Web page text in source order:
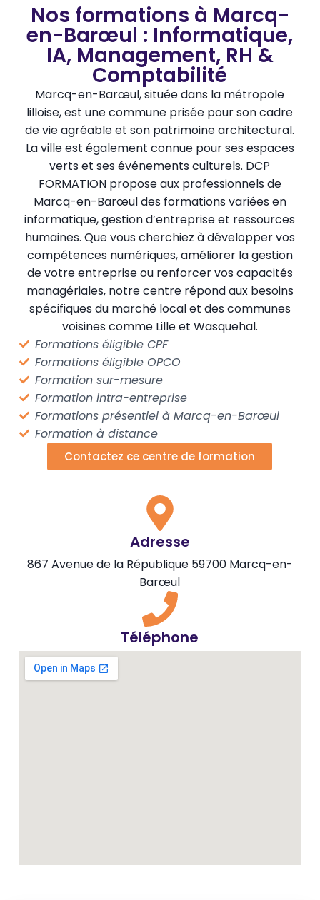
Nos formations à Marcq-
en-Barœul : Informatique,
IA, Management, RH &
Comptabilité
Marcq-en-Barœul, située dans la métropole
lilloise, est une commune prisée pour son cadre
de vie agréable et son patrimoine architectural.
La ville est également connue pour ses espaces
verts et ses événements culturels. DCP
FORMATION propose aux professionnels de
Marcq-en-Barœul des formations variées en
informatique, gestion d’entreprise et ressources
humaines. Que vous cherchiez à développer vos
compétences numériques, améliorer la gestion
de votre entreprise ou renforcer vos capacités
managériales, notre centre répond aux besoins
spécifiques du marché local et des communes
voisines comme Lille et Wasquehal.
Formations éligible CPF
Formations éligible OPCO
Formation sur-mesure
Formation intra-entreprise
Formations présentiel à Marcq-en-Barœul
Formation à distance
Contactez ce centre de formation
Adresse
867 Avenue de la République 59700 Marcq-en-
Barœul
Téléphone